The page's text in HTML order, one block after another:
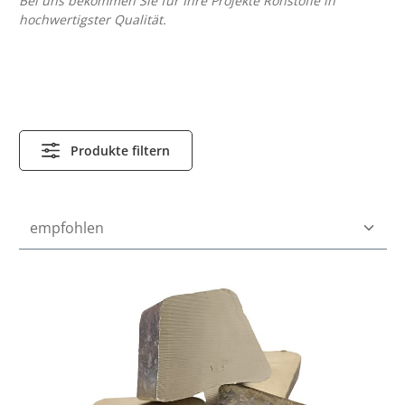
hochwertigster Qualität.
Produkte filtern